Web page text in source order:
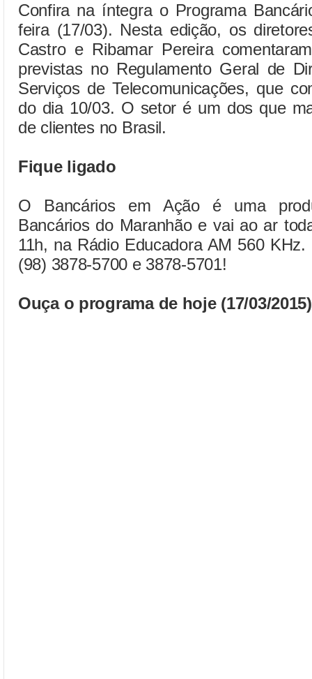
Confira na íntegra o Programa
feira (17/03). Nesta edição, os
Castro e Ribamar Pereira
previstas no Regulamento Geral de
Serviços de Telecomunicações, que
do dia 10/03. O setor é um dos que
de clientes no Brasil.
Fique ligado
O Bancários em Ação é uma
Bancários do Maranhão e vai ao ar
11h, na Rádio Educadora AM 560
(98) 3878-5700 e 3878-5701!
Ouça o programa de hoje (17/03/